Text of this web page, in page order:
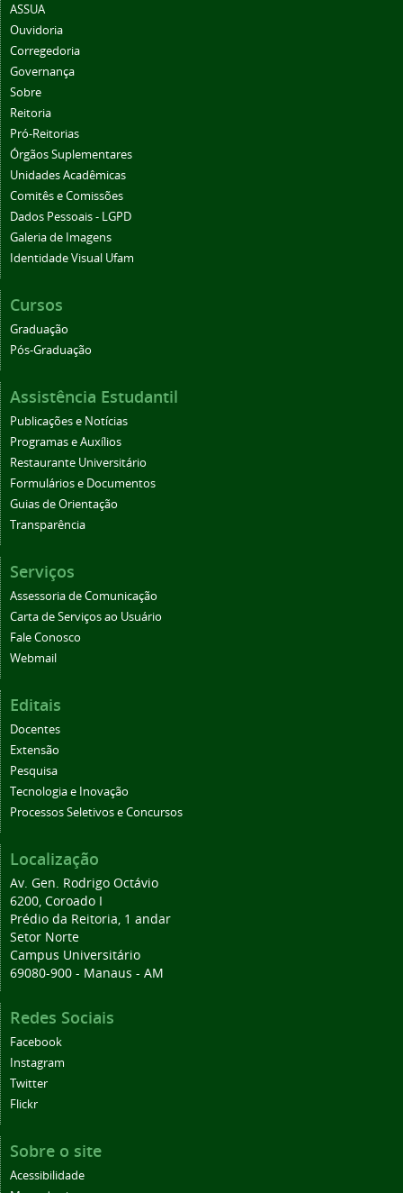
ASSUA
Ouvidoria
Corregedoria
Governança
Sobre
Reitoria
Pró-Reitorias
Órgãos Suplementares
Unidades Acadêmicas
Comitês e Comissões
Dados Pessoais - LGPD
Galeria de Imagens
Identidade Visual Ufam
Cursos
Graduação
Pós-Graduação
Assistência Estudantil
Publicações e Notícias
Programas e Auxílios
Restaurante Universitário
Formulários e Documentos
Guias de Orientação
Transparência
Serviços
Assessoria de Comunicação
Carta de Serviços ao Usuário
Fale Conosco
Webmail
Editais
Docentes
Extensão
Pesquisa
Tecnologia e Inovação
Processos Seletivos e Concursos
Localização
Av. Gen. Rodrigo Octávio
6200, Coroado I
Prédio da Reitoria, 1 andar
Setor Norte
Campus Universitário
69080-900 - Manaus - AM
Redes Sociais
Facebook
Instagram
Twitter
Flickr
Sobre o site
Acessibilidade